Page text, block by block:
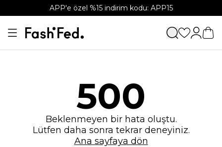
APP'e özel %15 indirim kodu: APP15
500
Beklenmeyen bir hata oluştu.
Lütfen daha sonra tekrar deneyiniz.
Ana sayfaya dön